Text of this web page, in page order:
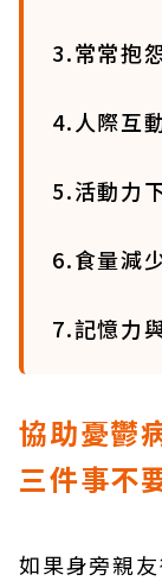
3.常常抱
4.人際互
5.活動力
6.食量減
7.記憶力
協助憂鬱
三件事不
如果身旁親